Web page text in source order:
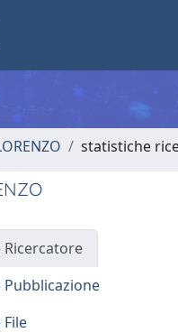
statistiche
Ricercatore
Pubblicazione